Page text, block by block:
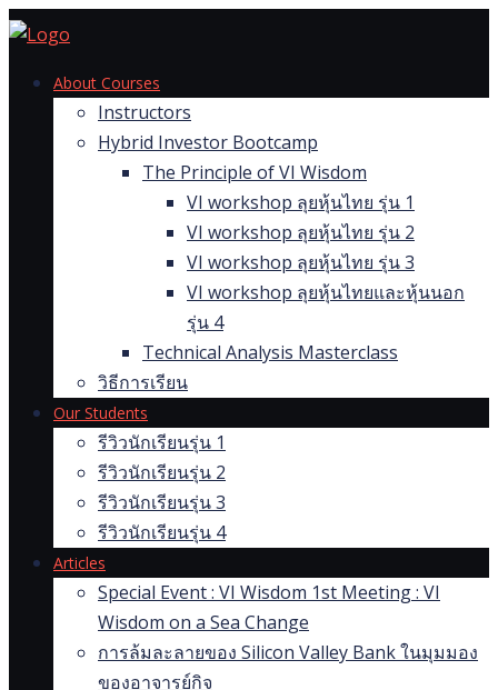
Skip
contentAbout Courses
Instructors
Hybrid Investor Bootcamp
The Principle of VI Wisdom
VI workshop ลุยหุ้นไทย รุ่น 1
VI workshop ลุยหุ้นไทย รุ่น 2
VI workshop ลุยหุ้นไทย รุ่น 3
VI workshop ลุยหุ้นไทยและหุ้นนอก
รุ่น 4
Technical Analysis Masterclass
วิธีการเรียน
Our Students
รีวิวนักเรียนรุ่น 1
รีวิวนักเรียนรุ่น 2
รีวิวนักเรียนรุ่น 3
รีวิวนักเรียนรุ่น 4
Articles
Special Event : VI Wisdom 1st Meeting : VI
Wisdom on a Sea Change
การล้มละลายของ Silicon Valley Bank ในมุมมอง
ของอาจารย์กิจ